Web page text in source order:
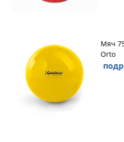
Мяч
Orto